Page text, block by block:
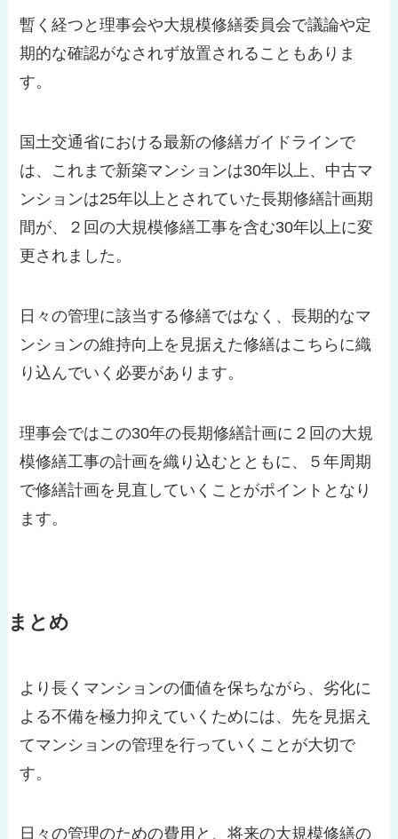
暫く経つと理事会や大規模修繕委員会で議論や定
期的な確認がなされず放置されることもありま
す。
国土交通省における最新の修繕ガイドラインで
は、これまで新築マンションは30年以上、中古マ
ンションは25年以上とされていた長期修繕計画期
間が、２回の大規模修繕工事を含む30年以上に変
更されました。
日々の管理に該当する修繕ではなく、長期的なマ
ンションの維持向上を見据えた修繕はこちらに織
り込んでいく必要があります。
理事会ではこの30年の長期修繕計画に２回の大規
模修繕工事の計画を織り込むとともに、５年周期
で修繕計画を見直していくことがポイントとなり
ます。
まとめ
より長くマンションの価値を保ちながら、劣化に
よる不備を極力抑えていくためには、先を見据え
てマンションの管理を行っていくことが大切で
す。
日々の管理のための費用と、将来の大規模修繕の